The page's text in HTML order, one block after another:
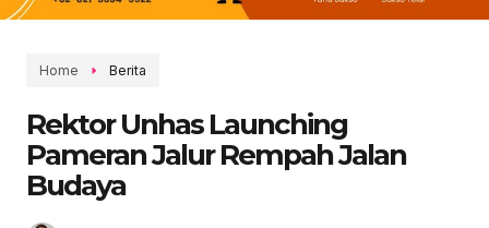
Home Berita
Rektor Unhas Launching
Pameran Jalur Rempah Jalan
Budaya